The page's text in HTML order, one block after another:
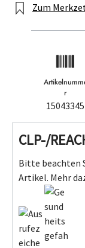
Zum
r
15043345
CLP-/
Bitte beachten
Artikel. Mehr